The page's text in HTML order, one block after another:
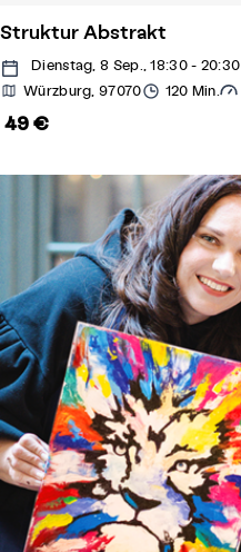
Struktur Abstrakt
Dienstag, 8 Sep., 18:30 - 20:30
Würzburg, 97070
120 Min.
49 €